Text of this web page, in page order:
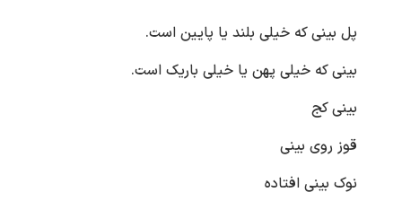
پل بینی که خیلی بلند یا پایین است.
بینی که خیلی پهن یا خیلی باریک است.
بینی کج
قوز روی بینی
نوک بینی افتاده